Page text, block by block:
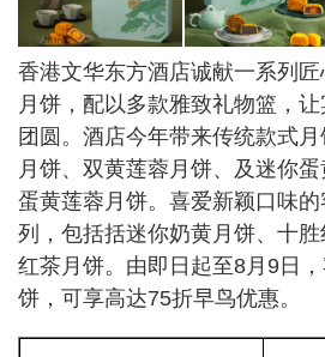
香港文华东方酒店诚献一系列
月饼，配以多款雅致礼物篮，
团圆。酒店今年带来传统款式
月饼、双黄莲蓉月饼、及迷你
蛋黄莲蓉月饼。喜爱新颖口味
列，包括括迷你奶黄月饼、十
红茶月饼。由即日起至8月9日
饼，可享高达75折早鸟优惠。